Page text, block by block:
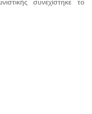
συνεχίστηκε το